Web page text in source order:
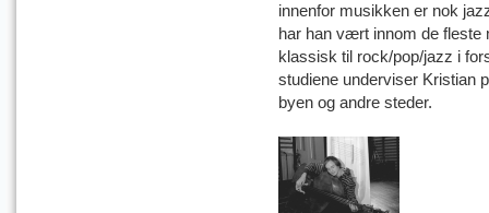
innenfor musikken er nok
har han vært innom de fleste
klassisk til rock/pop/jazz i
studiene underviser Kristian
byen og andre steder.